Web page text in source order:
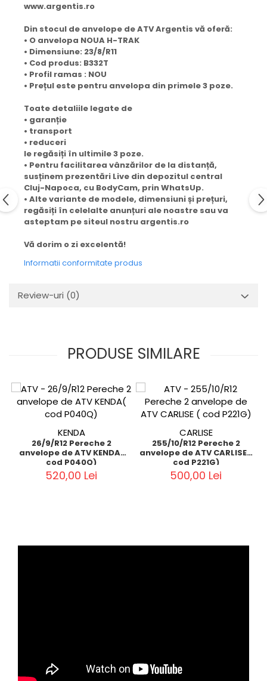
www.argentis.ro
Din stocul de anvelope de ATV Argentis vă oferă:
• O anvelopa NOUA H-TRAK
• Dimensiune: 23/8/R11
• Cod produs: B332T
• Profil ramas : NOU
• Prețul este pentru anvelopa din primele 3 poze.
Toate detaliile legate de
• garanție
• transport
• reduceri
le regăsiți în ultimile 3 poze.
• Pentru facilitarea vânzărilor de la distanță,
susținem prezentări Live din depozitul central
Cluj-Napoca, cu BodyCam, prin WhatsUp.
• Alte variante de modele, dimensiuni și prețuri,
regăsiți în celelalte anunțuri ale noastre sau va
asteptam pe siteul nostru argentis.ro
Vă dorim o zi excelentă!
Informatii conformitate produs
Review-uri (0)
PRODUSE SIMILARE
KENDA
26/9/R12 Pereche 2
anvelope de ATV KENDA(
cod P040Q)
520,00 Lei
CARLISE
255/10/R12 Pereche 2
anvelope de ATV CARLISE (
cod P221G)
500,00 Lei